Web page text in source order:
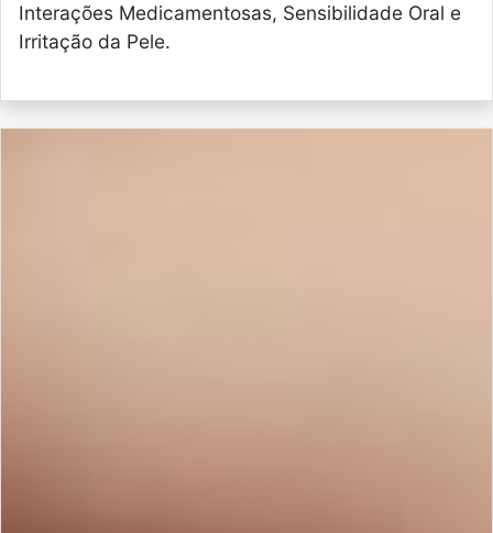
Interações Medicamentosas, Sensibilidade Oral e
Irritação da Pele.